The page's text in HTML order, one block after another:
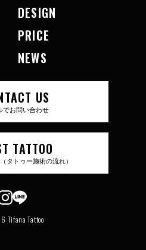
DESIGN
PRICE
NEWS
US
でお問い合わせ
TATTOO
タトゥー施術の流れ）
Tifana Tattoo